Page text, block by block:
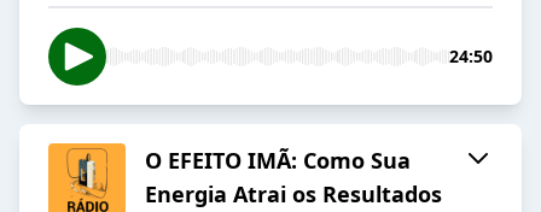
24:50
O EFEITO IMÃ: Como Sua
Energia Atrai os Resultados